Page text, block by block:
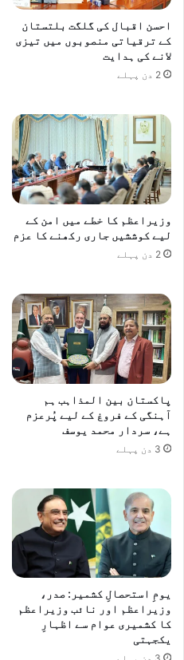
احسن اقبال کی گلگت بلتستان
کے ترقیاتی منصوبوں میں تیزی
لانے کی ہدایت
2 دن پہلے
وزیراعظم کا خطے میں امن کے
لیے کوششیں جاری رکھنے کا عزم
2 دن پہلے
پاکستان بین المذاہب ہم
آہنگی کے فروغ کے لیے پُرعزم
ہے، سردار محمد یوسف
3 دن پہلے
یومِ استحصالِ کشمیر: صدر،
وزیراعظم اور نائب وزیراعظم
کا کشمیری عوام سے اظہارِ
یکجہتی